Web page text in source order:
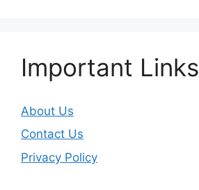
Important Links
About Us
Contact Us
Privacy Policy